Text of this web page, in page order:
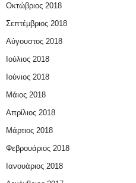
Οκτώβριος 2018
Σεπτέμβριος 2018
Αύγουστος 2018
Ιούλιος 2018
Ιούνιος 2018
Μάιος 2018
Απρίλιος 2018
Μάρτιος 2018
Φεβρουάριος 2018
Ιανουάριος 2018